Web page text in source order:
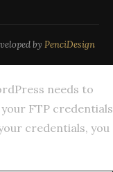
by PenciDesign
needs to
FTP credentials
credentials, you